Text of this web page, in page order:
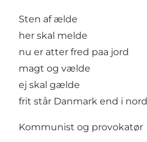
Sten af ælde
her skal melde
nu er atter fred paa jord
magt og vælde
ej skal gælde
frit står Danmark end i nord
Kommunist og provokatør